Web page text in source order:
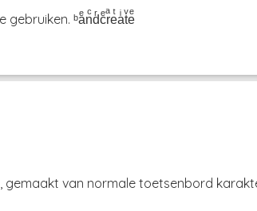
ᵇaͤnͨdͬcͤrͣeͭaͥtͮeͤ
van normale toetsenbord